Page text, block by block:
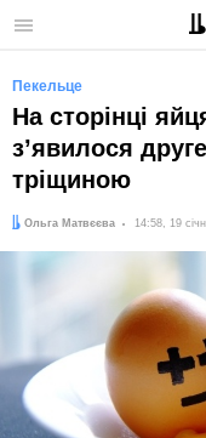
Меню
Пекельце
На сторінці
зʼявилося
тріщиною
Автор:
Ольга Матвєєва
Дата: 14:58, 19